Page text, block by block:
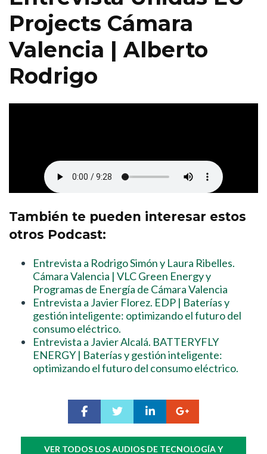
Projects Cámara
Valencia | Alberto
Rodrigo
También te pueden interesar estos
otros Podcast:
Entrevista a Rodrigo Simón y Laura Ribelles.
Cámara Valencia | VLC Green Energy y
Programas de Energía de Cámara Valencia
Entrevista a Javier Florez. EDP | Baterías y
gestión inteligente: optimizando el futuro del
consumo eléctrico.
Entrevista a Javier Alcalá. BATTERYFLY
ENERGY | Baterías y gestión inteligente:
optimizando el futuro del consumo eléctrico.
VER TODOS LOS AUDIOS DE TECNOLOGÍA Y